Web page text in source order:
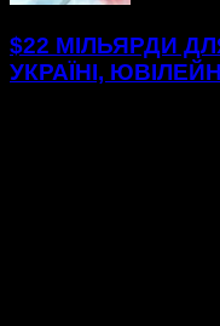
$22 МІЛЬЯРДИ
УКРАЇНІ,